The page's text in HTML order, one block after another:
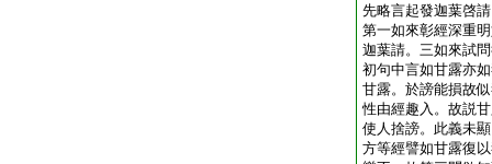
先略言起發迦葉啓
第一如來彰經深重
迦葉請。三如來試
初句中言如甘露亦
甘露。於謗能損故
性由經趣入。故説
使人捨謗。此義未
方等經譬如甘露復